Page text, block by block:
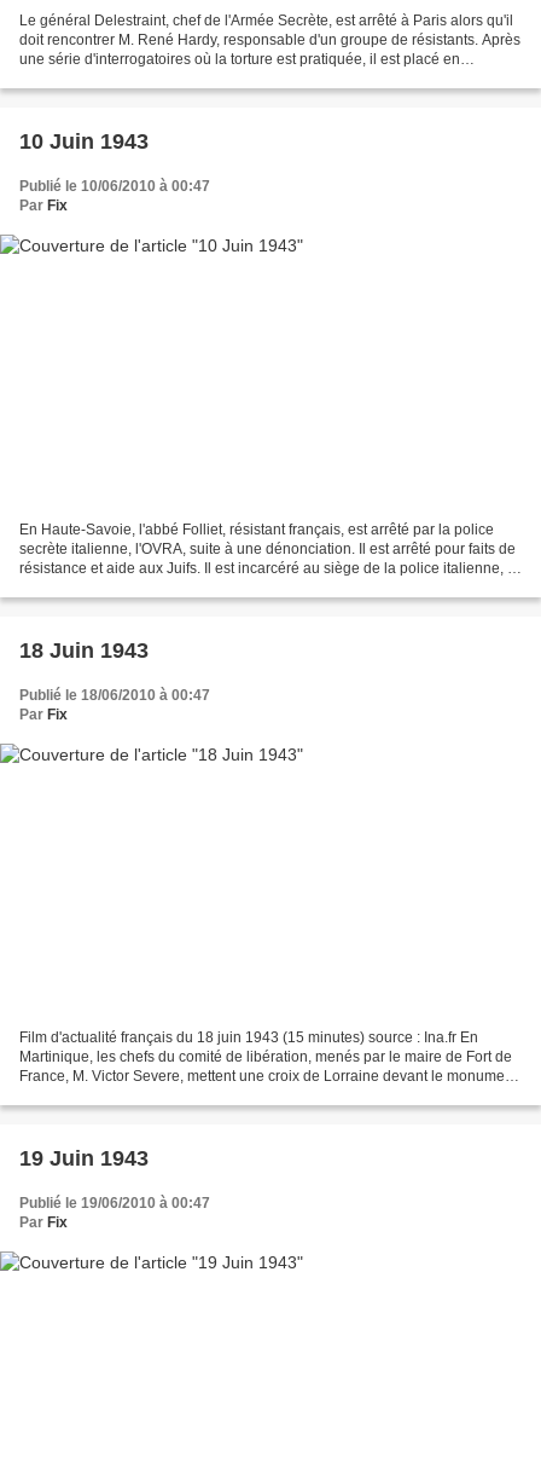
Le général Delestraint, chef de l'Armée Secrète, est arrêté à Paris alors qu'il
doit rencontrer M. René Hardy, responsable d'un groupe de résistants. Après
une série d'interrogatoires où la torture est pratiquée, il est placé en
10 Juin 1943
Publié le 10/06/2010 à 00:47
Par Fix
En Haute-Savoie, l'abbé Folliet, résistant français, est arrêté par la police
secrète italienne, l'OVRA, suite à une dénonciation. Il est arrêté pour faits de
résistance et aide aux Juifs. Il est incarcéré au siège de la police italienne, à
18 Juin 1943
Publié le 18/06/2010 à 00:47
Par Fix
Film d'actualité français du 18 juin 1943 (15 minutes) source : Ina.fr En
Martinique, les chefs du comité de libération, menés par le maire de Fort de
France, M. Victor Severe, mettent une croix de Lorraine devant le monument
19 Juin 1943
Publié le 19/06/2010 à 00:47
Par Fix